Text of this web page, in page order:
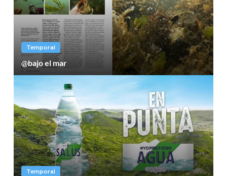
Temporal
@bajo el mar
Temporal